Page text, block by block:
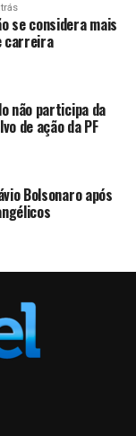
se considera mais
carreira
não participa da
de ação da PF
Bolsonaro após